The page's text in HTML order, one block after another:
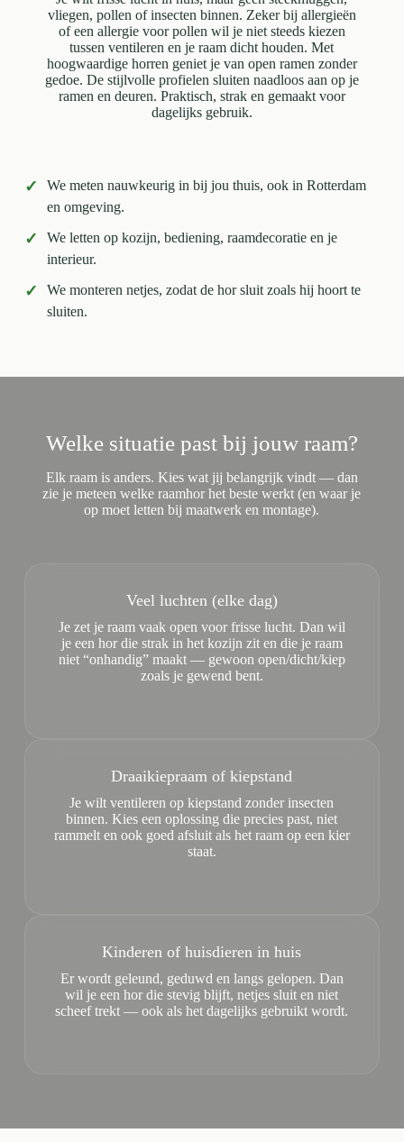
vliegen, pollen of insecten binnen. Zeker bij allergieën
of een allergie voor pollen wil je niet steeds kiezen
tussen ventileren en je raam dicht houden. Met
hoogwaardige horren geniet je van open ramen zonder
gedoe. De stijlvolle profielen sluiten naadloos aan op je
ramen en deuren. Praktisch, strak en gemaakt voor
dagelijks gebruik.
✓
We meten nauwkeurig in bij jou thuis, ook in Rotterdam
en omgeving.
✓
We letten op kozijn, bediening, raamdecoratie en je
interieur.
✓
We monteren netjes, zodat de hor sluit zoals hij hoort te
sluiten.
Welke situatie past bij jouw raam?
Elk raam is anders. Kies wat jij belangrijk vindt — dan
zie je meteen welke raamhor het beste werkt (en waar je
op moet letten bij maatwerk en montage).
Veel luchten (elke dag)
Je zet je raam vaak open voor frisse lucht. Dan wil
je een hor die strak in het kozijn zit en die je raam
niet “onhandig” maakt — gewoon open/dicht/kiep
zoals je gewend bent.
Draaikiepraam of kiepstand
Je wilt ventileren op kiepstand zonder insecten
binnen. Kies een oplossing die precies past, niet
rammelt en ook goed afsluit als het raam op een kier
staat.
Kinderen of huisdieren in huis
Er wordt geleund, geduwd en langs gelopen. Dan
wil je een hor die stevig blijft, netjes sluit en niet
scheef trekt — ook als het dagelijks gebruikt wordt.